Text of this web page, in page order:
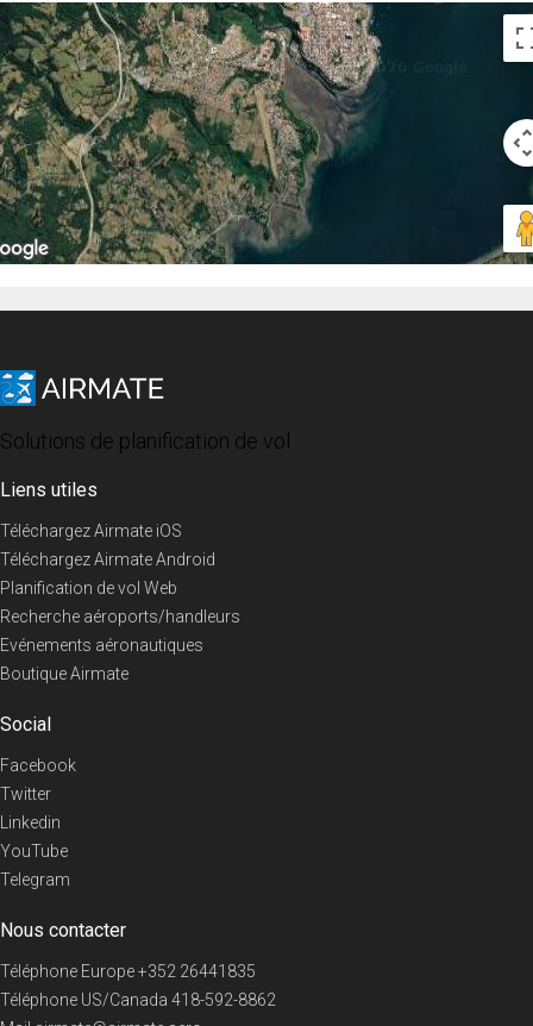
Solutions de planification de vol
Liens utiles
Téléchargez Airmate iOS
Téléchargez Airmate Android
Planification de vol Web
Recherche aéroports/handleurs
Evénements aéronautiques
Boutique Airmate
Social
Facebook
Twitter
Linkedin
YouTube
Telegram
Nous contacter
Téléphone Europe+352 26441835
Téléphone US/Canada 418-592-8862